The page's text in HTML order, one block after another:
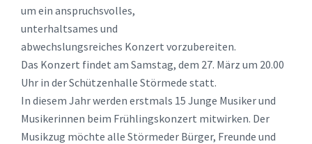
um ein anspruchsvolles,
unterhaltsames und
abwechslungsreiches Konzert vorzubereiten.
Das Konzert findet am Samstag, dem 27. März um 20.00
Uhr in der Schützenhalle Störmede statt.
In diesem Jahr werden erstmals 15 Junge Musiker und
Musikerinnen beim Frühlingskonzert mitwirken. Der
Musikzug möchte alle Störmeder Bürger, Freunde und